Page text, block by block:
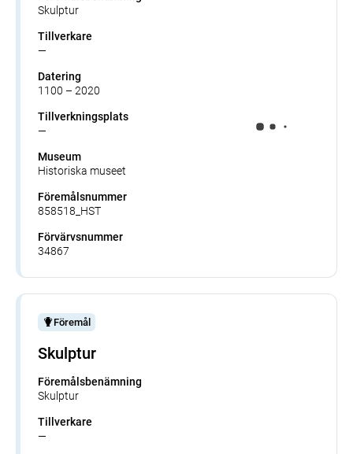
Skulptur
Tillverkare
—
Datering
1100 – 2020
Tillverkningsplats
—
Museum
Historiska museet
Föremålsnummer
858518_HST
Förvärvsnummer
34867
Föremål
Skulptur
Föremålsbenämning
Skulptur
Tillverkare
—